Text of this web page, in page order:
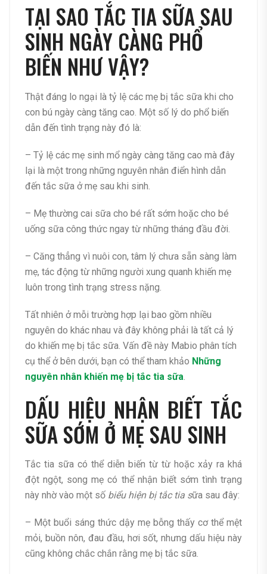
TẠI SAO TẮC TIA SỮA SAU
SINH NGÀY CÀNG PHỔ
BIẾN NHƯ VẬY?
Thật đáng lo ngại là tỷ lệ các mẹ bị tắc sữa khi cho
con bú ngày càng tăng cao. Một số lý do phổ biến
dẫn đến tình trạng này đó là:
– Tỷ lệ các mẹ sinh mổ ngày càng tăng cao mà đây
lại là một trong những nguyên nhân điển hình dẫn
đến tắc sữa ở mẹ sau khi sinh.
– Mẹ thường cai sữa cho bé rất sớm hoặc cho bé
uống sữa công thức ngay từ những tháng đầu đời.
– Căng thẳng vì nuôi con, tâm lý chưa sẵn sàng làm
mẹ, tác động từ những người xung quanh khiến mẹ
luôn trong tình trạng stress nặng.
Tất nhiên ở mỗi trường hợp lại bao gồm nhiều
nguyên do khác nhau và đây không phải là tất cả lý
do khiến mẹ bị tắc sữa. Vấn đề này Mabio phân tích
cụ thể ở bên dưới, bạn có thể tham khảo Những
nguyên nhân khiến mẹ bị tắc tia sữa
DẤU HIỆU NHẬN BIẾT TẮC
SỮA SỚM Ở MẸ SAU SINH
Tắc tia sữa có thể diễn biến từ từ hoặc xảy ra khá
đột ngột, song mẹ có thể nhận biết sớm tình trạng
này nhờ vào một số biểu hiện bị tắc tia sữa sau đây:
– Một buổi sáng thức dậy mẹ bỗng thấy cơ thể mệt
mỏi, buồn nôn, đau đầu, hơi sốt, nhưng dấu hiệu này
cũng không chắc chắn rằng mẹ bị tắc sữa.